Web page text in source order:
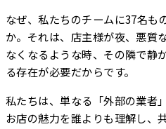
なぜ、私たちのチームに37名も
か。それは、店主様が夜、悪質
なくなるような時、その隣で静
る存在が必要だからです。
私たちは、単なる「外部の業者
お店の魅力を誰よりも理解し、